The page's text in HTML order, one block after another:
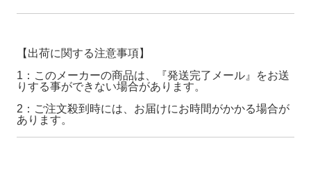
【出荷に関する注意事項】
1：このメーカーの商品は、『発送完了メール』をお送
りする事ができない場合があります。
2：ご注文殺到時には、お届けにお時間がかかる場合が
あります。